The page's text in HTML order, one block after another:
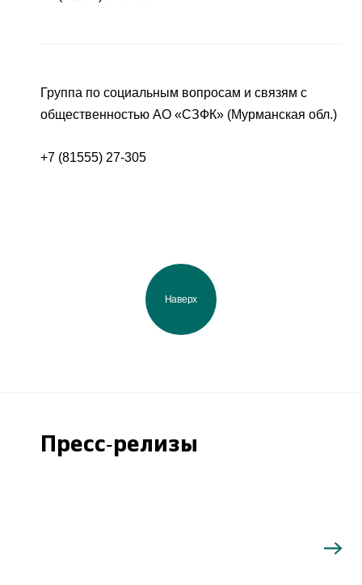
Группа по социальным вопросам и связям с
общественностью АО «СЗФК» (Мурманская обл.)
+7 (81555) 27-305
Наверх
Пресс-релизы